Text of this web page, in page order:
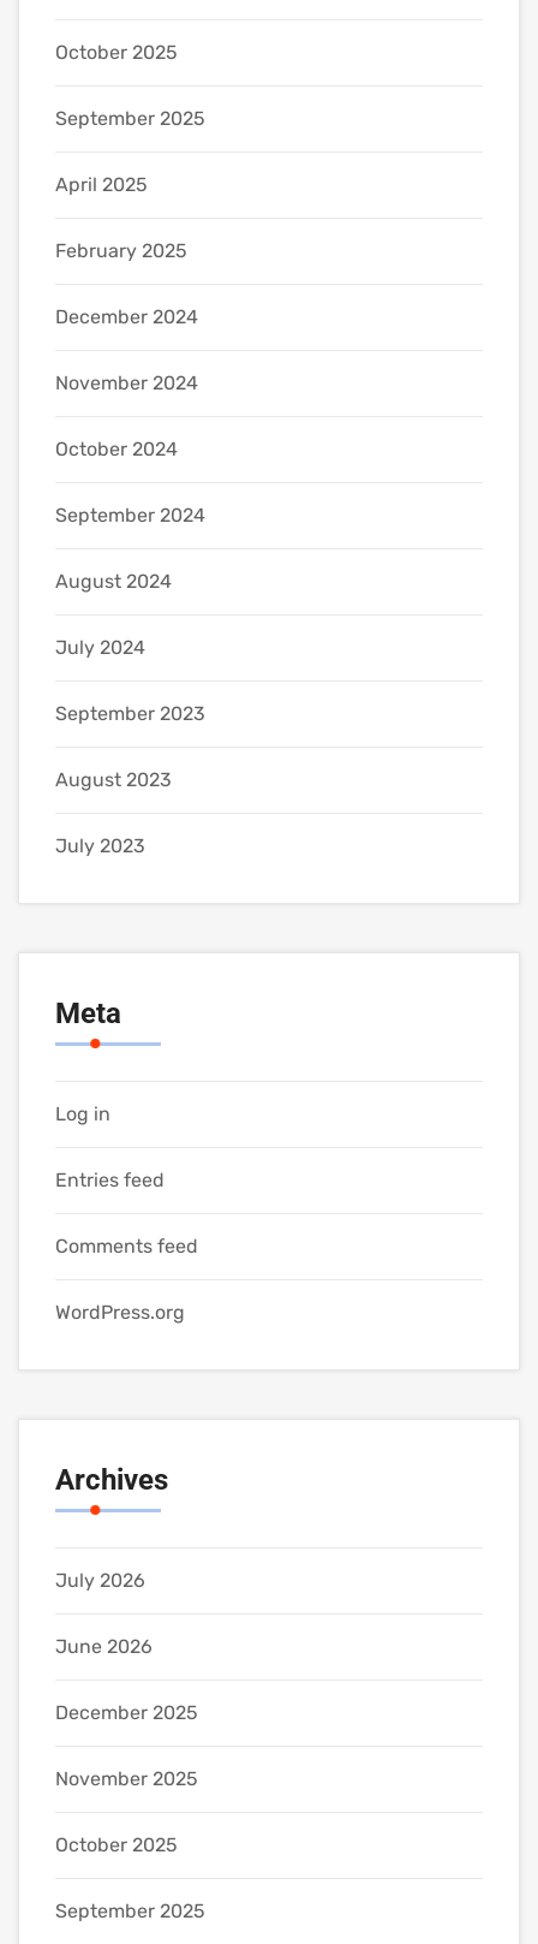
October 2025
September 2025
April 2025
February 2025
December 2024
November 2024
October 2024
September 2024
August 2024
July 2024
September 2023
August 2023
July 2023
Meta
Log in
Entries feed
Comments feed
WordPress.org
Archives
July 2026
June 2026
December 2025
November 2025
October 2025
September 2025